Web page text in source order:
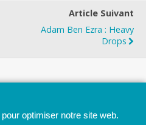
Article Suivant
Adam Ben Ezra : Heavy
Drops
optimiser notre site web.